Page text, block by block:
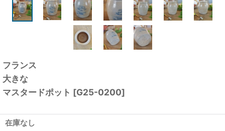
フランス
大きな
マスタードポット [G25-0200]
在庫なし